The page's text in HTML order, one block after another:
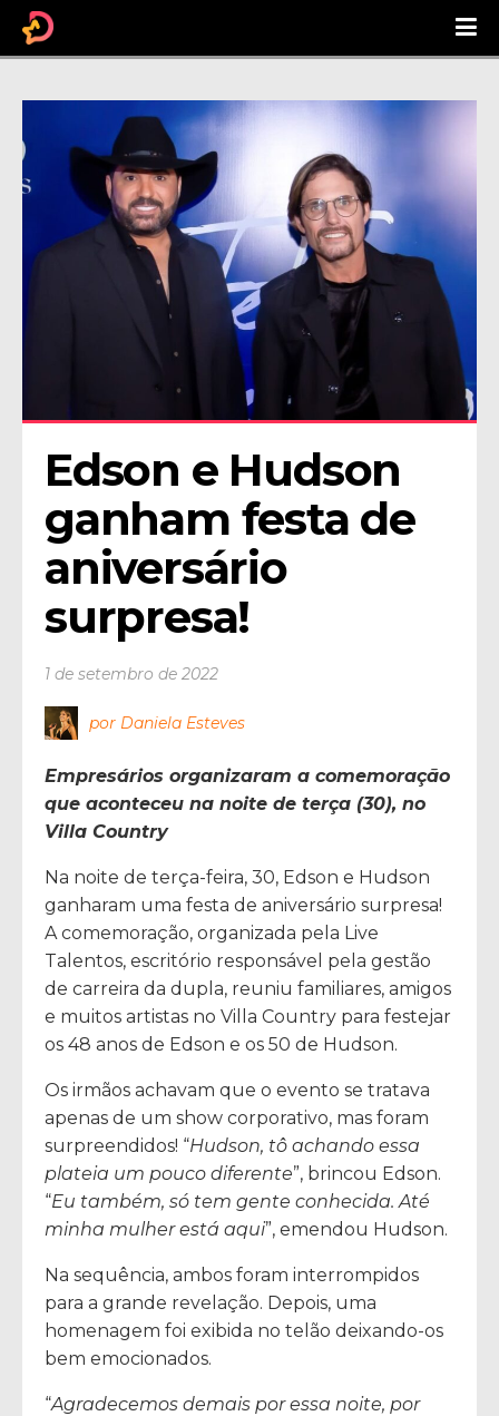
Edson e Hudson
ganham festa de
aniversário
surpresa!
1 de setembro de 2022
por Daniela Esteves
Empresários organizaram a comemoração
que aconteceu na noite de terça (30), no
Villa Country
Na noite de terça-feira, 30, Edson e Hudson
ganharam uma festa de aniversário surpresa!
A comemoração, organizada pela Live
Talentos, escritório responsável pela gestão
de carreira da dupla, reuniu familiares, amigos
e muitos artistas no Villa Country para festejar
os 48 anos de Edson e os 50 de Hudson.
Os irmãos achavam que o evento se tratava
apenas de um show corporativo, mas foram
surpreendidos! “Hudson, tô achando essa
plateia um pouco diferente”, brincou Edson.
“Eu também, só tem gente conhecida. Até
minha mulher está aqui”, emendou Hudson.
Na sequência, ambos foram interrompidos
para a grande revelação. Depois, uma
homenagem foi exibida no telão deixando-os
bem emocionados.
“Agradecemos demais por essa noite, por